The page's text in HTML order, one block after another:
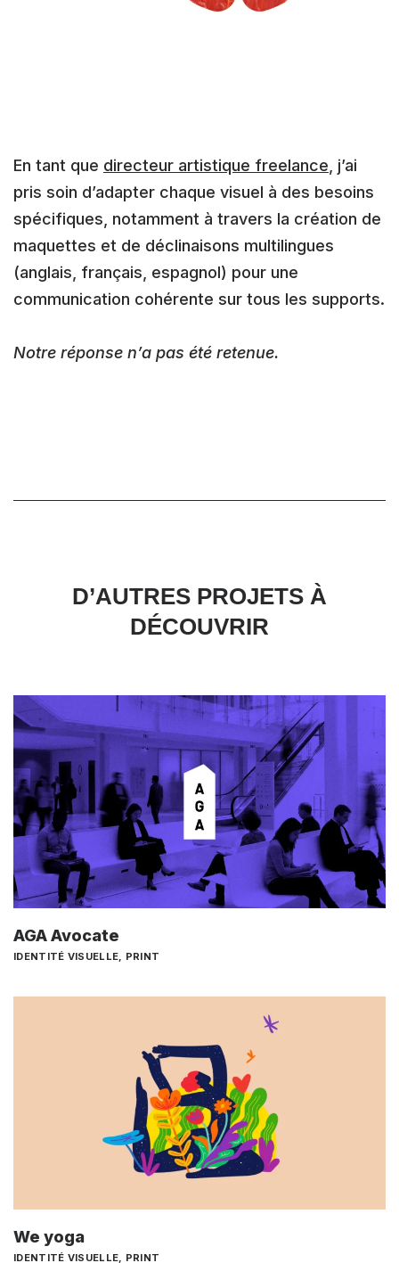
En tant que directeur artistique freelance, j’ai
pris soin d’adapter chaque visuel à des besoins
spécifiques, notamment à travers la création de
maquettes et de déclinaisons multilingues
(anglais, français, espagnol) pour une
communication cohérente sur tous les supports.
Notre réponse n’a pas été retenue.
D’AUTRES PROJETS À
DÉCOUVRIR
AGA Avocate
IDENTITÉ VISUELLE, PRINT
We yoga
IDENTITÉ VISUELLE, PRINT